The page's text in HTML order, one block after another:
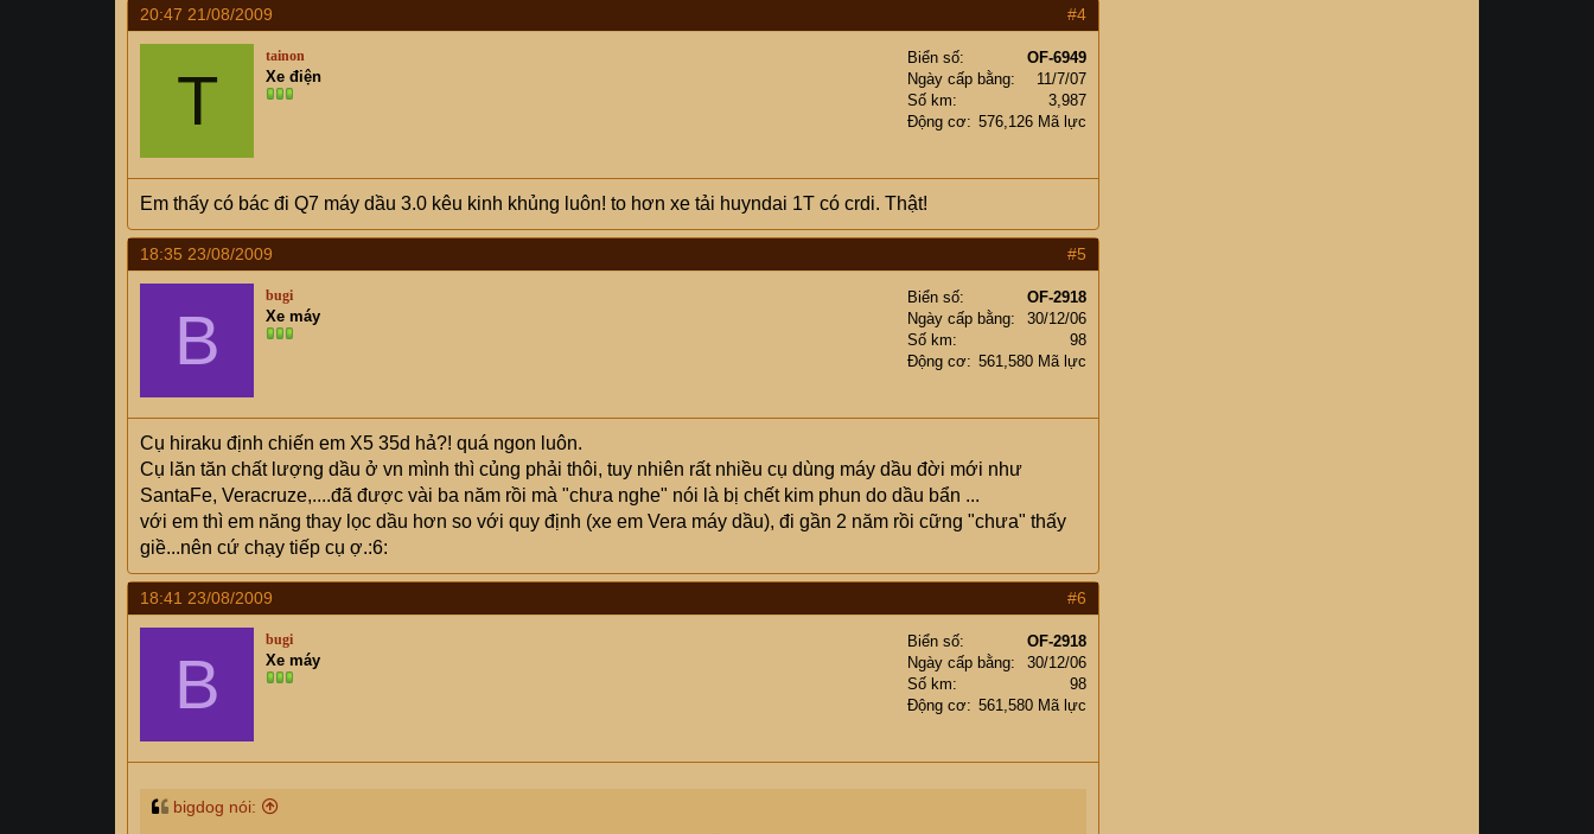
20:47 21/08/2009 #4
T
tainon
Xe điện
Biển số
OF-6949
Ngày cấp bằng
11/7/07
Số km
3,987
Động cơ
576,126 Mã lực
Em thấy có bác đi Q7 máy dầu 3.0 kêu kinh khủng luôn! to hơn xe tải huyndai 1T có crdi. Thật!
18:35 23/08/2009 #5
B
bugi
Xe máy
Biển số
OF-2918
Ngày cấp bằng
30/12/06
Số km
98
Động cơ
561,580 Mã lực
Cụ hiraku định chiến em X5 35d hả?! quá ngon luôn.
Cụ lăn tăn chất lượng dầu ở vn mình thì củng phải thôi, tuy nhiên rất nhiều cụ dùng máy dầu đời mới như
SantaFe, Veracruze,....đã được vài ba năm rồi mà "chưa nghe" nói là bị chết kim phun do dầu bẩn ...
với em thì em năng thay lọc dầu hơn so với quy định (xe em Vera máy dầu), đi gần 2 năm rồi cững "chưa" thấy
giề...nên cứ chạy tiếp cụ ợ.:6:
18:41 23/08/2009 #6
B
bugi
Xe máy
Biển số
OF-2918
Ngày cấp bằng
30/12/06
Số km
98
Động cơ
561,580 Mã lực
bigdog nói: